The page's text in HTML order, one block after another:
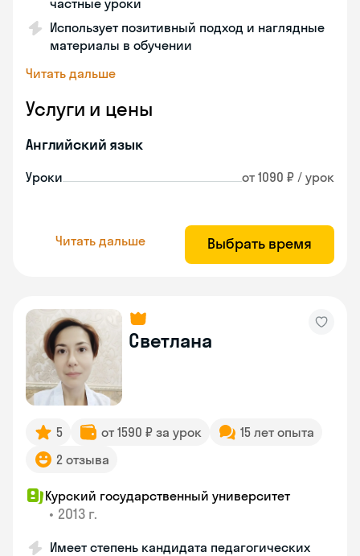
частные уроки
Использует позитивный подход и наглядные
материалы в обучении
Читать дальше
Услуги и цены
Английский язык
Уроки от 1090 ₽ / урок
Читать дальше Выбрать время
Светлана
5 от 1590 ₽ за урок
15 лет опыта
2 отзыва
Курский государственный университет
• 2013 г.
Имеет степень кандидата педагогических